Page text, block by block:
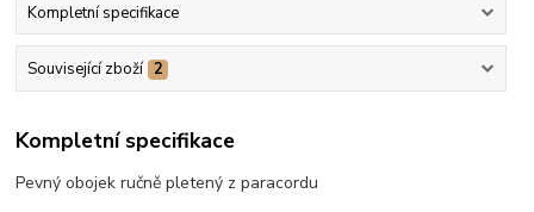
Kompletní specifikace
Související zboží 2
Kompletní specifikace
Pevný obojek ručně pletený z paracordu